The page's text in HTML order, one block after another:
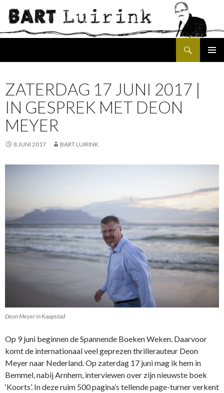
ZATERDAG 17 JUNI 2017 |
IN GESPREK MET DEON
MEYER
8 JUNI 2017 BART LUIRINK
Deon Meyer in Kaapstad
Op 9 juni beginnen de Spannende Boeken Weken. Daarvoor
komt de internationaal veel geprezen thrillerauteur Deon
Meyer naar Nederland. Op zaterdag 17 juni mag ik hem in
Bemmel, nabij Arnhem, interviewen over zijn nieuwste boek
‘Koorts’. In deze ruim 500 pagina’s tellende page-turner verkent